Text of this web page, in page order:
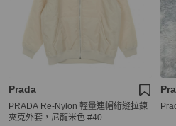
Prada
PRADA Re-Nylon 輕量連帽絎縫拉鍊
夾克外套，尼龍米色 #40